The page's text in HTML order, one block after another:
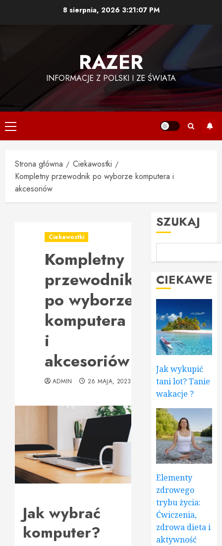
8 sierpnia, 2026 3:21:08 PM
RAZER
INFORMACJE Z POLSKI I ZE ŚWIATA
Menu
główne
Strona główna
Ciekawostki
Kompletny przewodnik po wyborze komputera i
akcesoriów
Ciekawostki
Kompletny
przewodnik
po wyborze
komputera
i
akcesoriów
ADMIN 26 MAJA, 2023
Jak wybrać
komputer?
SZUKAJ
CIEKAWE
Jak wykupić
tani lot? Tanie
wakacje ?
Elementy
zdrowego
trybu życia:
Ćwiczenia,
zdrowa dieta i
aktywność